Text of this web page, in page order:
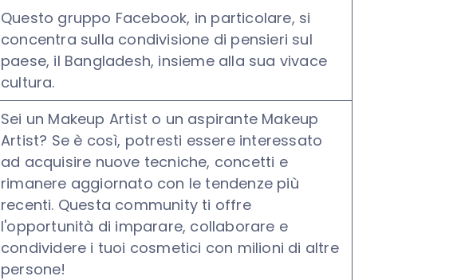
Questo gruppo Facebook, in particolare, si
concentra sulla condivisione di pensieri sul
paese, il Bangladesh, insieme alla sua vivace
cultura.
Sei un Makeup Artist o un aspirante Makeup
Artist? Se è così, potresti essere interessato
ad acquisire nuove tecniche, concetti e
rimanere aggiornato con le tendenze più
recenti. Questa community ti offre
l'opportunità di imparare, collaborare e
condividere i tuoi cosmetici con milioni di altre
persone!